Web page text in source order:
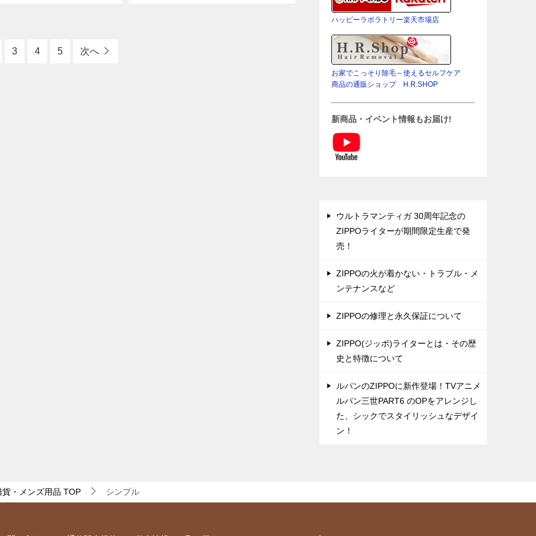
3 4 5 次へ
ハッピーラボラトリー楽天市場店
お家でこっそり除毛～使えるセルフケア
商品の通販ショップ H.R.SHOP
新商品・イベント情報もお届け!
ウルトラマンティガ 30周年記念の
ZIPPOライターが期間限定生産で発
売！
ZIPPOの火が着かない・トラブル・メ
ンテナンスなど
ZIPPOの修理と永久保証について
ZIPPO(ジッポ)ライターとは・その歴
史と特徴について
ルパンのZIPPOに新作登場！TVアニメ
ルパン三世PART6 のOPをアレンジし
た、シックでスタイリッシュなデザイ
ン！
・メンズ用品 TOP シンプル